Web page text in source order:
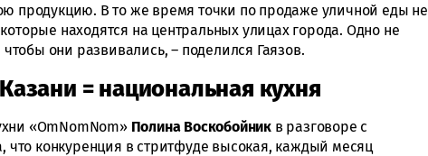
продукцию. В то же время точки по продаже уличной еды не
находятся на центральных улицах города. Одно не
они развивались, – поделился Гаязов.
= национальная кухня
«OmNomNom» Полина Воскобойник в разговоре с
что конкуренция в стритфуде высокая, каждый месяц